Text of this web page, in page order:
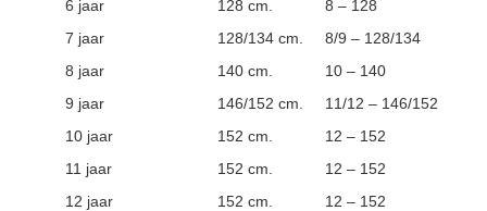
6 jaar 128 cm.
8 – 128
7 jaar
128/134 cm.
8/9 – 128/134
8 jaar
140 cm.
10 – 140
9 jaar
146/152 cm.
11/12 – 146/152
10 jaar
152 cm.
12 – 152
11 jaar
152 cm.
12 – 152
12 jaar
152 cm.
12 – 152